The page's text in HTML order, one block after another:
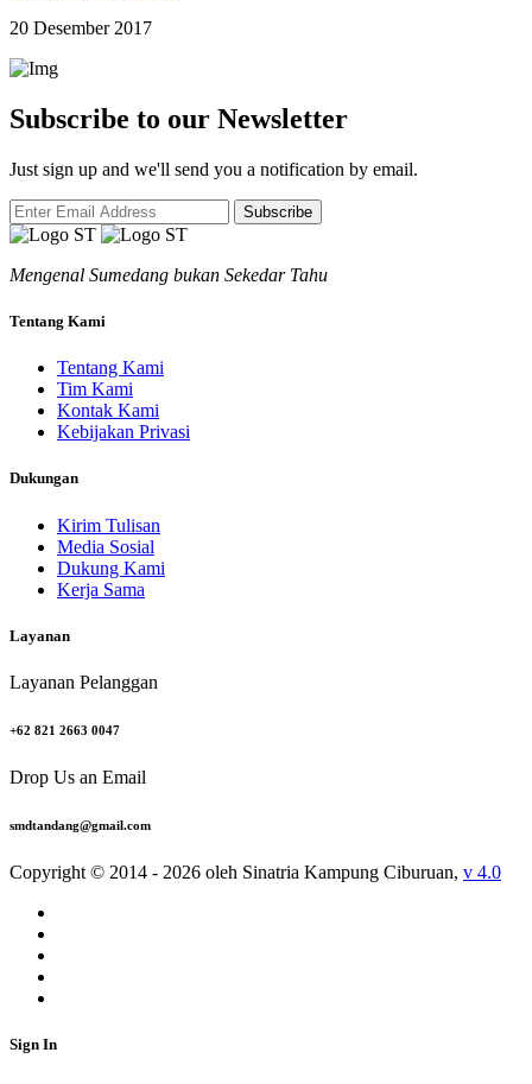
20 Desember 2017
Subscribe to our Newsletter
Just sign up and we'll send you a notification by email.
Subscribe
Mengenal Sumedang bukan Sekedar Tahu
Tentang Kami
Tentang Kami
Tim Kami
Kontak Kami
Kebijakan Privasi
Dukungan
Kirim Tulisan
Media Sosial
Dukung Kami
Kerja Sama
Layanan
Layanan Pelanggan
+62 821 2663 0047
Drop Us an Email
smdtandang@gmail.com
Copyright © 2014 - 2026 oleh Sinatria Kampung Ciburuan, v 4.0
Sign In